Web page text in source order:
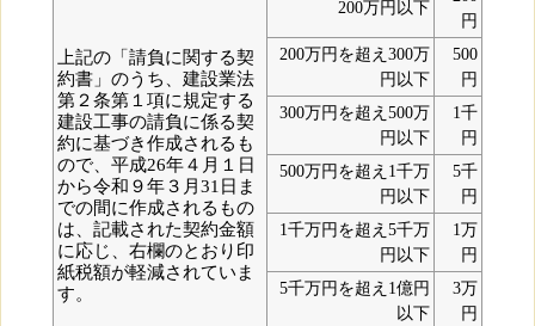
上記の「請負に関する契
約書」のうち、建設業法
第２条第１項に規定する
建設工事の請負に係る契
約に基づき作成されるも
ので、平成26年４月１日
から令和９年３月31日ま
での間に作成されるもの
は、記載された契約金額
に応じ、右欄のとおり印
紙税額が軽減されていま
す。
200万円以下
円
200万円を超え300万
円以下
500
円
300万円を超え500万
円以下
1千
円
500万円を超え1千万
円以下
5千
円
1千万円を超え5千万
円以下
1万
円
5千万円を超え1億円
以下
3万
円